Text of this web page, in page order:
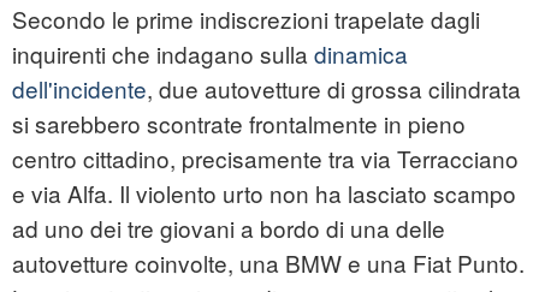
Secondo le prime indiscrezioni trapelate dagli
inquirenti che indagano sulla dinamica
dell'incidente, due autovetture di grossa cilindrata
si sarebbero scontrate frontalmente in pieno
centro cittadino, precisamente tra via Terracciano
e via Alfa. Il violento urto non ha lasciato scampo
ad uno dei tre giovani a bordo di una delle
autovetture coinvolte, una BMW e una Fiat Punto.